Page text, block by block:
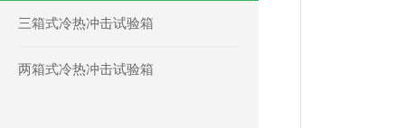
三箱式冷热冲击试验箱
两箱式冷热冲击试验箱